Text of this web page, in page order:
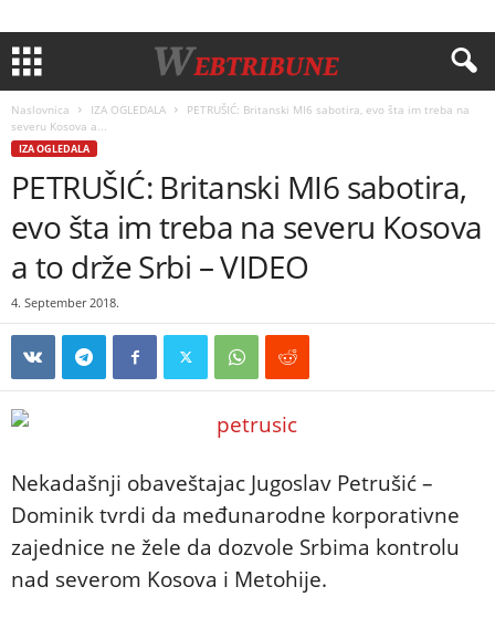
Naslovnica IZA OGLEDALA
PETRUŠIĆ: Britanski MI6 sabotira, evo šta im treba na
severu Kosova a...
IZA OGLEDALA
PETRUŠIĆ: Britanski MI6 sabotira,
evo šta im treba na severu Kosova
a to drže Srbi – VIDEO
4. September 2018.
Nekadašnji obaveštajac Jugoslav Petrušić –
Dominik tvrdi da međunarodne korporativne
zajednice ne žele da dozvole Srbima kontrolu
nad severom Kosova i Metohije.